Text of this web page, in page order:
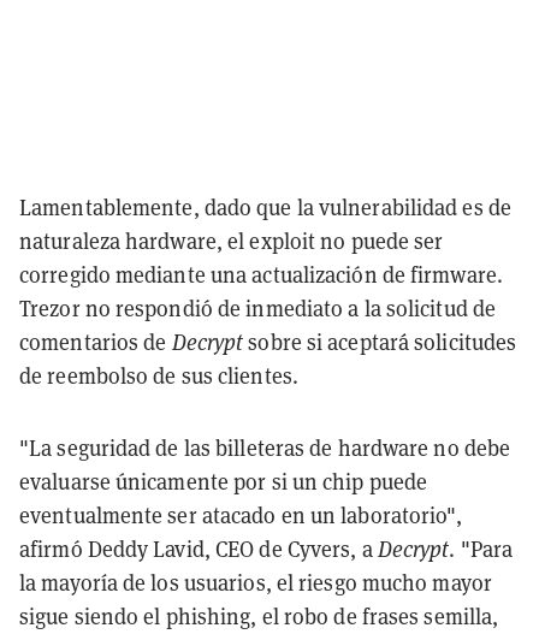
Lamentablemente, dado que la vulnerabilidad es de
naturaleza hardware, el exploit no puede ser
corregido mediante una actualización de firmware.
Trezor no respondió de inmediato a la solicitud de
comentarios de Decryptsobre si aceptará solicitudes
de reembolso de sus clientes.
"La seguridad de las billeteras de hardware no debe
evaluarse únicamente por si un chip puede
eventualmente ser atacado en un laboratorio",
afirmó Deddy Lavid, CEO de Cyvers, aDecrypt. "Para
la mayoría de los usuarios, el riesgo mucho mayor
sigue siendo el phishing, el robo de frases semilla,